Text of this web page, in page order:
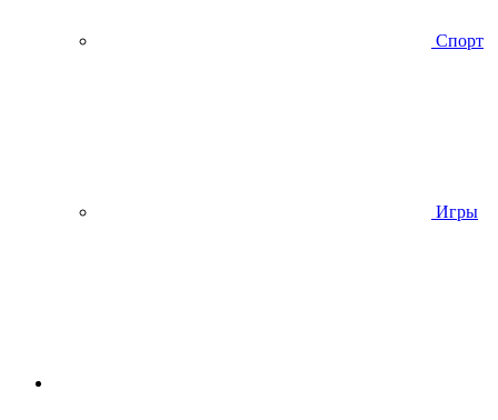
Спорт
Игры